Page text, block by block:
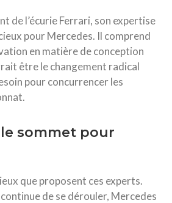
de l’écurie Ferrari, son expertise
pour Mercedes. Il comprend
en matière de conception
être le changement radical
pour concurrencer les
sommet pour
que proposent ces experts.
de se dérouler, Mercedes